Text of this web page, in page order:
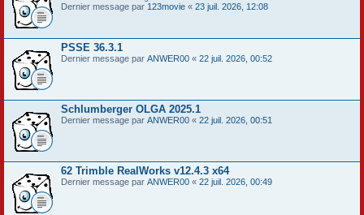
Dernier message par 123movie « 23 juil. 2026, 12:08
PSSE 36.3.1
Dernier message par ANWER00 « 22 juil. 2026, 00:52
Schlumberger OLGA 2025.1
Dernier message par ANWER00 « 22 juil. 2026, 00:51
62 Trimble RealWorks v12.4.3 x64
Dernier message par ANWER00 « 22 juil. 2026, 00:49